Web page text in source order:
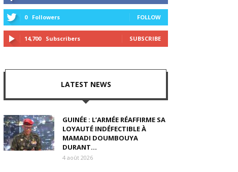
0 Followers FOLLOW
14,700 Subscribers SUBSCRIBE
LATEST NEWS
GUINÉE : L’ARMÉE RÉAFFIRME SA
LOYAUTÉ INDÉFECTIBLE À
MAMADI DOUMBOUYA
DURANT...
4 août 2026